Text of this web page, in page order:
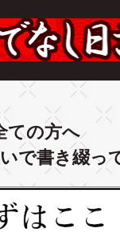
ての方へ
で書き綴っ